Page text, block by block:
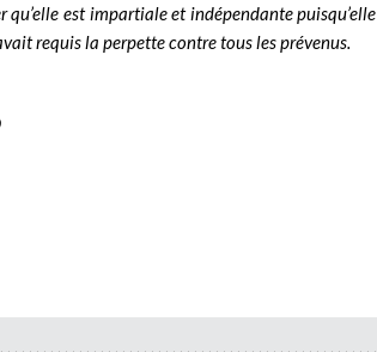
est impartiale et indépendante puisqu’elle
requis la perpette contre tous les prévenus.